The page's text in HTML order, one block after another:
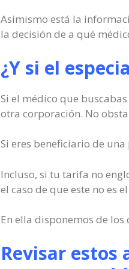
Asimismo está la
la decisión de a qué
¿Y si el
Si el médico que
otra corporación. No
Si eres beneficiario de
Incluso, si tu tarifa no
el caso de que este no es
En ella disponemos de
Revisar estos